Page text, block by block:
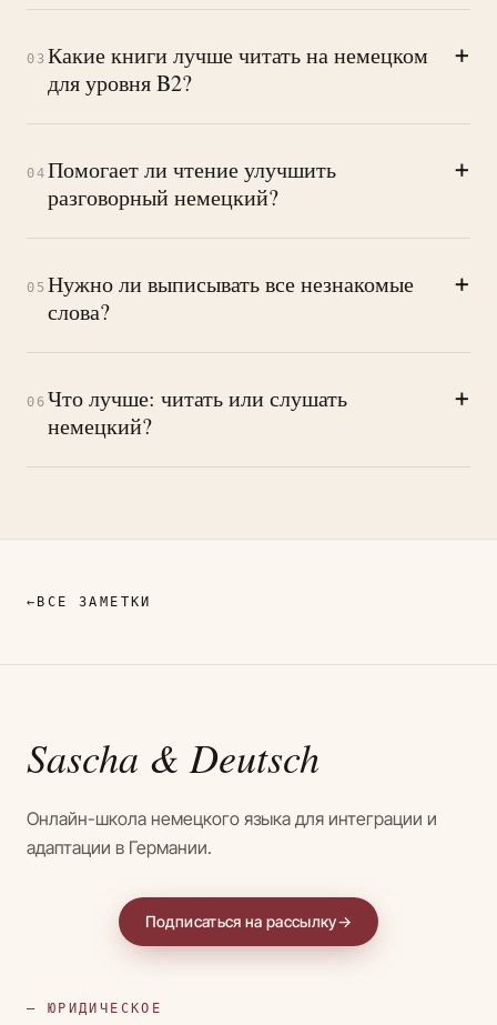
03 Какие книги лучше читать на немецком
для уровня B2?
+
04 Помогает ли чтение улучшить
разговорный немецкий?
+
05 Нужно ли выписывать все незнакомые
слова?
+
06 Что лучше: читать или слушать
немецкий?
+
← ВСЕ ЗАМЕТКИ
Sascha & Deutsch
Онлайн-школа немецкого языка для интеграции и
адаптации в Германии.
Подписаться на рассылку→
— ЮРИДИЧЕСКОЕ